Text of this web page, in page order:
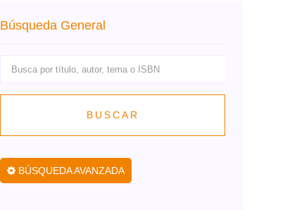
Búsqueda General
BUSCAR
BÚSQUEDA AVANZADA